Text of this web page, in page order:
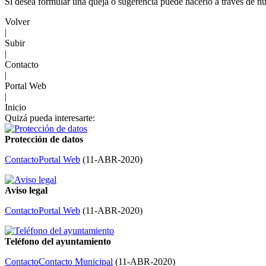
Volver
|
Subir
|
Contacto
|
Portal Web
|
Inicio
Quizá pueda interesarte:
Protección de datos
ContactoPortal Web (11-ABR-2020)
Aviso legal
ContactoPortal Web (11-ABR-2020)
Teléfono del ayuntamiento
ContactoContacto Municipal (11-ABR-2020)